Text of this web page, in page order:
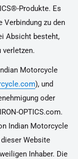
Produkte. Es
Verbindung zu den
Absicht besteht,
verletzen.
Motorcycle
), und
oder
OPTICS.com.
Indian Motorcycle
Website
Inhaber. Die